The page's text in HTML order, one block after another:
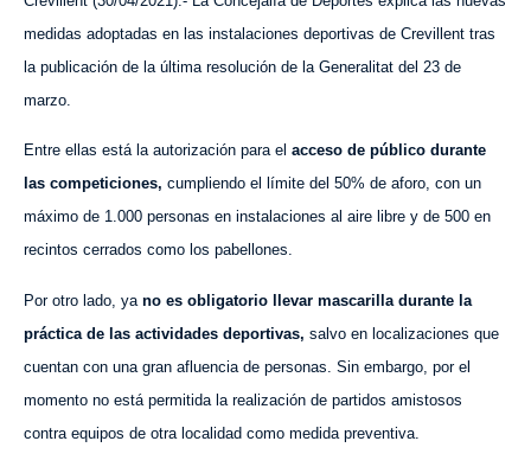
medidas adoptadas en las instalaciones deportivas de Crevillent tras
la publicación de la última resolución de la Generalitat del 23 de
marzo.
Entre ellas está la autorización para el acceso de público durante
las competiciones, cumpliendo el límite del 50% de aforo, con un
máximo de 1.000 personas en instalaciones al aire libre y de 500 en
recintos cerrados como los pabellones.
Por otro lado, ya no es obligatorio llevar mascarilla durante la
práctica de las actividades deportivas, salvo en localizaciones que
cuentan con una gran afluencia de personas. Sin embargo, por el
momento no está permitida la realización de partidos amistosos
contra equipos de otra localidad como medida preventiva.